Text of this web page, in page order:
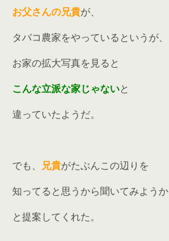
お父さんの兄貴が、
タバコ農家をやっているというが、
お家の拡大写真を見ると
こんな立派な家じゃないと
違っていたようだ。
でも、 兄貴がたぶんこの辺りを
知ってると思うから聞いてみようか
と提案してくれた。